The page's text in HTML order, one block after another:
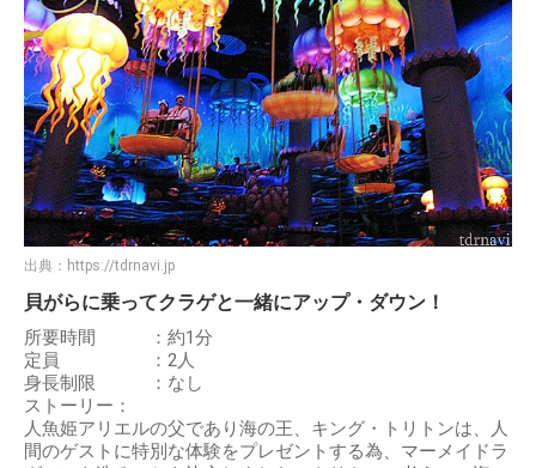
出典： https://tdrnavi.jp
貝がらに乗ってクラゲと一緒にアップ・ダウン！
所要時間 ：約1分
定員 ：2人
身長制限 ：なし
ストーリー：
人魚姫アリエルの父であり海の王、キング・トリトンは、人
間のゲストに特別な体験をプレゼントする為、マーメイドラ